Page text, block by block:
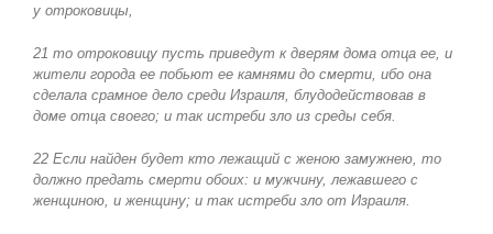
у отроковицы,
21 то отроковицу пусть приведут к дверям дома отца ее, и
жители города ее побьют ее камнями до смерти, ибо она
сделала срамное дело среди Израиля, блудодействовав в
доме отца своего; и так истреби зло из среды себя.
22 Если найден будет кто лежащий с женою замужнею, то
должно предать смерти обоих: и мужчину, лежавшего с
женщиною, и женщину; и так истреби зло от Израиля.